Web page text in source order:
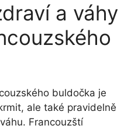
a váhy
buldočka je
ale také pravidelně
Francouzští